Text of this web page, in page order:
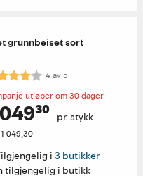
grunnbeiset sort
4.0 av 5 mulige
4av5
utløper om 30 dager
pr. stykk
1 049,30
i 3 butikker
tilgjengelig i butikk